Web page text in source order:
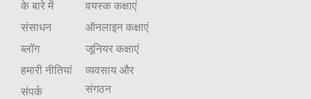
के बारे में
संसाधन
ब्लॉग
हमारी नीतियां
संपर्क
वयस्क कक्षाएं
ऑनलाइन कक्षाएं
जूनियर कक्षाएं
व्यवसाय और
संगठन